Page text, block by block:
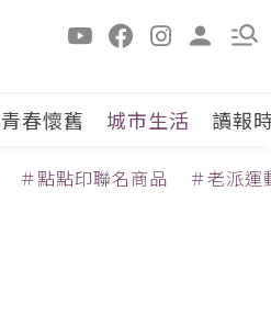
青春懷舊 城市生活 讀報
＃點點印聯名商品 ＃老派運